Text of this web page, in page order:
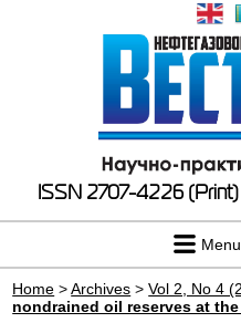
ISSN 2707-4226 (Print)
Menu
Home >Archives >Vol 2, No 4
nondrained oil reserves at